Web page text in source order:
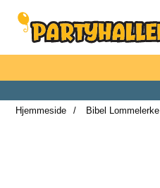
Startsiden for Partyhallen AB
Hjemmeside
Bibel Lommelerke